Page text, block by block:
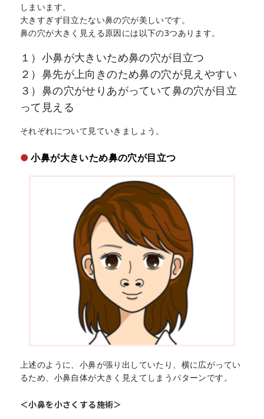
しまいます。
大きすぎず目立たない鼻の穴が美しいです。
鼻の穴が大きく見える原因には以下の3つあります。
１）小鼻が大きいため鼻の穴が目立つ
２）鼻先が上向きのため鼻の穴が見えやすい
３）鼻の穴がせりあがっていて鼻の穴が目立
って見える
それぞれについて見ていきましょう。
小鼻が大きいため鼻の穴が目立つ
上述のように、小鼻が張り出していたり、横に広がってい
るため、小鼻自体が大きく見えてしまうパターンです。
＜小鼻を小さくする施術＞